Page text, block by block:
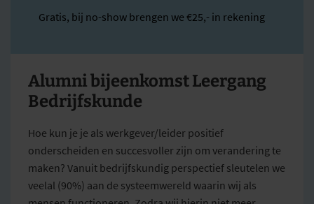
Gratis, bij no-show brengen we €25,- in rekening
Alumni bijeenkomst Leergang
Bedrijfskunde
Hoe kun je je als werkgever/leider positief
onderscheiden en succesvoller zijn om verandering te
maken? Vanuit bedrijfskundig perspectief sleutelen we
veelal (90%) aan de systeemwereld waarin wij als